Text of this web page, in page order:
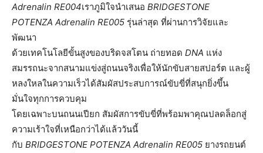
Adrenalin RE004เราภูมิใจนำเสนอ BRIDGESTONE
POTENZA Adrenalin RE005 รุ่นล่าสุด ที่ผ่านการวิจัยและ
พัฒนา
ด้วยเทคโนโลยีขั้นสูงของบริดจสโตน ถ่ายทอด DNA แห่ง
สมรรถนะจากสนามแข่งสู่ถนนจริงเพื่อให้นักขับสายสปอร์ต และผู้
หลงใหลในความเร็วได้สัมผัสประสบการณ์ขับขี่ที่สนุกยิ่งขึ้น
มั่นใจทุกการควบคุม
โดยเฉพาะบนถนนเปียก สัมผัสการขับขี่ที่พร้อมพาคุณปลดล็อกสู่
ความเร้าใจที่เหนือกว่าได้แล้ววันนี้
กับ BRIDGESTONE POTENZA Adrenalin RE005 ยางรถยนต์